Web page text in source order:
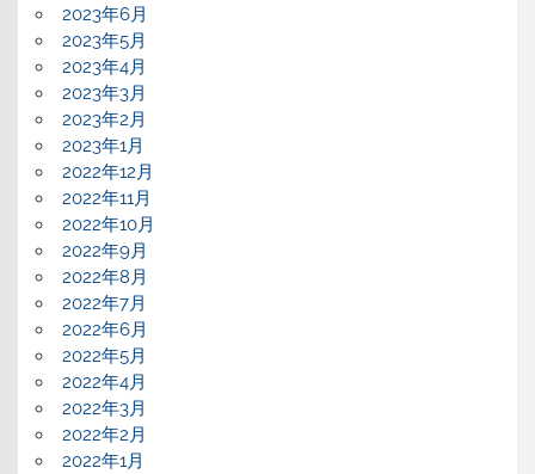
2023年6月
2023年5月
2023年4月
2023年3月
2023年2月
2023年1月
2022年12月
2022年11月
2022年10月
2022年9月
2022年8月
2022年7月
2022年6月
2022年5月
2022年4月
2022年3月
2022年2月
2022年1月